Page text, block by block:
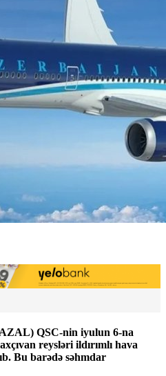
QSC-nin iyulun 6-na
reysləri ildırımlı hava
Bu barədə səhmdar